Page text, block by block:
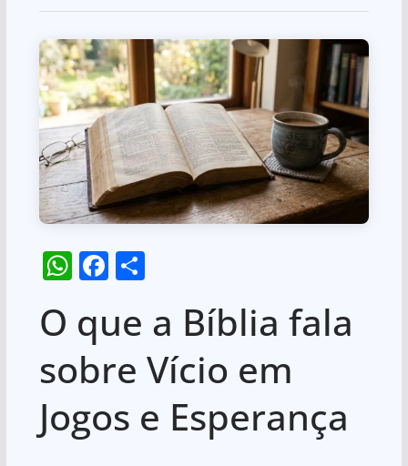
W
h
at
s
A
p
p
F
a
c
b
o
o
S
ar
e
O que a Bíblia fala
sobre Vício em
Jogos e Esperança